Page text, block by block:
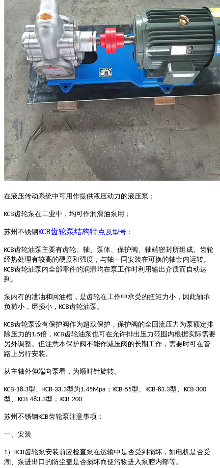
在液压传动系统中可用作提供液压动力的液压泵；
KCB齿轮泵在工业中，均可作润滑油泵用；
苏州不锈钢 KCB齿轮泵结构特点及型号 ：
KCB齿轮油泵主要有齿轮、轴、泵体、保护阀、轴端密封所组成。齿轮
经热处理有较高的硬度和强度，与轴一同安装在可换的轴套内运转。
KCB齿轮油泵内全部零件的润滑均在泵工作时利用输出介质而自动达
到。
泵内有的泄油和回油槽，是齿轮在工作中承受的扭矩力小，因此轴承
负荷小，磨损小， KCB齿轮油泵。
KCB齿轮泵设有保护阀作为超载保护，保护阀的全回流压力为泵额定排
除压力的1.5倍， KCB齿轮油泵也可在允许排出压力范围内根据实际需要
另外调整。但注意本保护阀不能作减压阀的长期工作，需要时可在管
路上另行安装。
从主轴外伸端向泵看，为顺时针旋转。
KCB-18.3型、 KCB-33.3型为1.45Mpa ； KCB-55型、 KCB-83.3型、 KCB-300
型、 KCB-483.3型； KCB-200
苏州不锈钢KCB齿轮泵注意事项：
一、安装
1） KCB齿轮泵安装前应检查泵在运输中是否受到损坏，如电机是否受
潮、泵进出口的防尘盖是否损坏而使污物进入泵腔内部等。